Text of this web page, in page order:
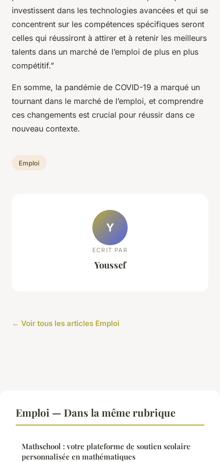
investissent dans les technologies avancées et qui se
concentrent sur les compétences spécifiques seront
celles qui réussiront à attirer et à retenir les meilleurs
talents dans un marché de l’emploi de plus en plus
compétitif.”
En somme, la pandémie de COVID-19 a marqué un
tournant dans le marché de l’emploi, et comprendre
ces changements est crucial pour réussir dans ce
nouveau contexte.
Emploi
Y
ECRIT PAR
Youssef
← Voir tous les articles Emploi
Emploi — Dans la même rubrique
Mathschool : votre plateforme de soutien scolaire
personnalisée en mathématiques